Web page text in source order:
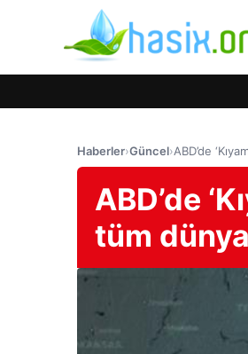
Haberler›Güncel›ABD’de
ABD’de
tüm